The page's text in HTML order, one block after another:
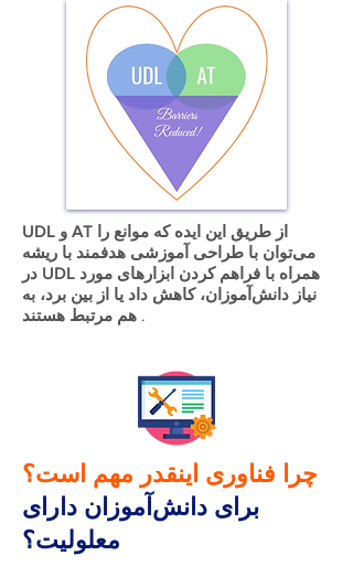
UDL و AT از طریق این ایده که موانع را
می‌توان با طراحی آموزشی هدفمند با ریشه
در UDL همراه با فراهم کردن ابزارهای مورد
نیاز دانش‌آموزان، کاهش داد یا از بین برد، به
هم مرتبط هستند .
چرا فناوری اینقدر مهم است؟
برای دانش‌آموزان دارای
معلولیت؟